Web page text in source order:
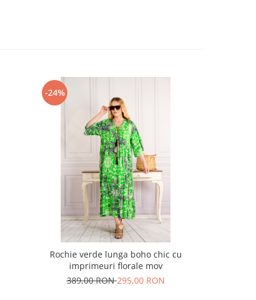
-24%
Rochie verde lunga boho chic cu
imprimeuri florale mov
389,00 RON295,00 RON